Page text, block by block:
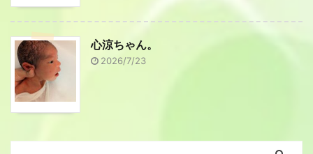
心涼ちゃん。
2026/7/23